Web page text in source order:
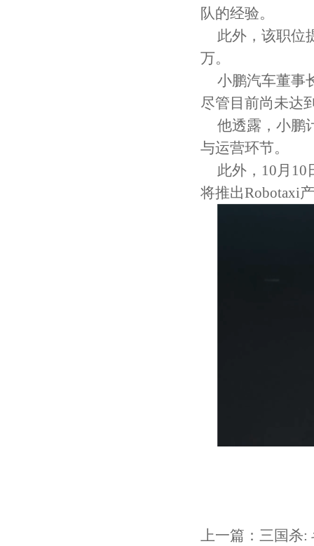
队的经验。
此外，该职位
万。
小鹏汽车董事
尽管目前尚未达
他透露，小鹏
与运营环节。
此外，10月
将推出Robotaxi
上一篇： 三国杀: